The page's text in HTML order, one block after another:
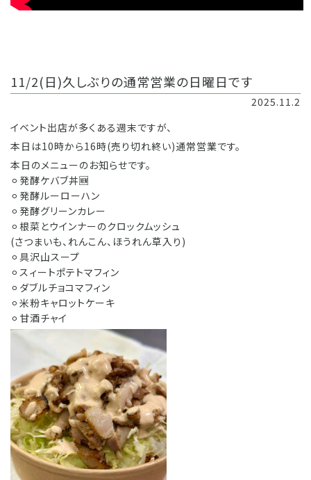
11/2(日)久しぶりの通常営業の日曜日です
2025.11.2
イベント出店が多くある週末ですが、
本日は10時から16時(売り切れ終い)通常営業です。
本日のメニューのお知らせです。
⚪︎発酵ケバブ丼🆕
⚪︎発酵ルーローハン
⚪︎発酵グリーンカレー
⚪︎根菜とウインナーのクロックムッシュ
(さつまいも、れんこん、ほうれん草入り)
⚪︎具沢山スープ
⚪︎スィートポテトマフィン
⚪︎ダブルチョコマフィン
⚪︎米粉キャロットケーキ
⚪︎甘酒チャイ